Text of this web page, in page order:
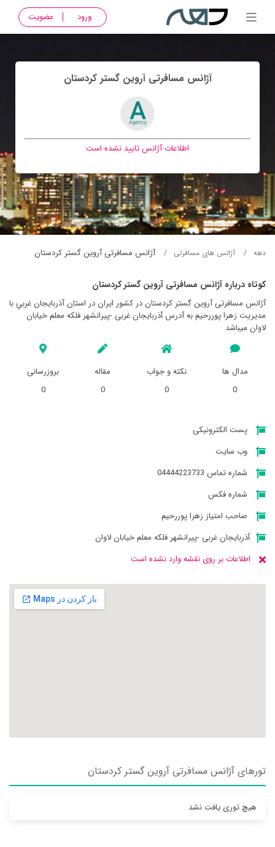
ورود عضویت
آژانس مسافرتی آروين گستر كردستان
اطلاعات آژانس تایید نشده است
دهه آژانس های مسافرتی آژانس مسافرتی آروين گستر كردستان
کوتاه درباره آژانس مسافرتی آروين گستر كردستان
آژانس مسافرتی آروين گستر كردستان در کشور ایران در استان آذربايجان غربي با
مدیریت زهرا پوررحیم به آدرس ‍آذربایجان غربی -پيرانشهر فلکه معلم خیابان
لاوان میباشد
مدال ها
0
نکته و جواب
0
مقاله
0
بروزرسانی
0
پست الکترونیکی
وب سایت
شماره تماس 04444223733
شماره فکس
صاحب امتیاز زهرا پوررحیم
‍آذربایجان غربی -پيرانشهر فلکه معلم خیابان لاوان
اطلاعات بر روی نقشه وارد نشده است
تورهای آژانس مسافرتی آروين گستر كردستان
هیچ توری یافت نشد